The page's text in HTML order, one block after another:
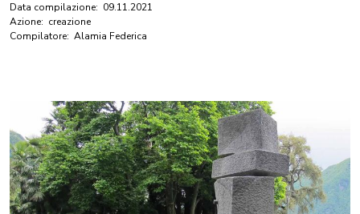
Data compilazione: 09.11.2021
Azione: creazione
Compilatore: Alamia Federica